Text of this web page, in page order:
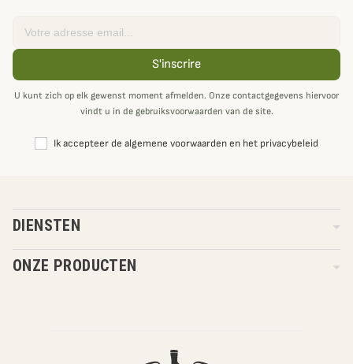
S'inscrire
U kunt zich op elk gewenst moment afmelden. Onze contactgegevens hiervoor
vindt u in de gebruiksvoorwaarden van de site.
Ik accepteer de algemene voorwaarden en het privacybeleid
DIENSTEN
ONZE PRODUCTEN